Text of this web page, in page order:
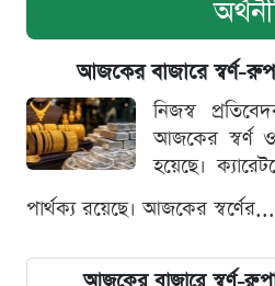
আজকের বাজারে স্বর্ণ-
নিজস্ব
আজকের স্বর্ণ
হয়েছে।
পার্থক্য রয়েছে। আজকের স্বর্ণের...